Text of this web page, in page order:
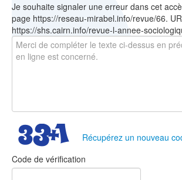
Je souhaite signaler une erreur dans cet
page https://reseau-mirabel.info/revue/66.
https://shs.cairn.info/revue-l-annee-
Récupérez un nouveau
Code de vérification